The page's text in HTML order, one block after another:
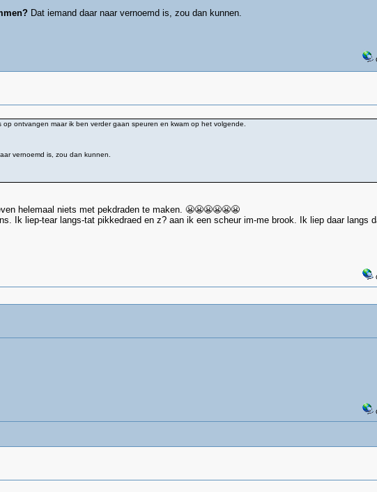
Dat iemand daar naar vernoemd is, zou dan kunnen.
ontvangen maar ik ben verder gaan speuren en kwam op het volgende.
vernoemd is, zou dan kunnen.
helemaal niets met pekdraden te maken. 😬😬😬😬😬😬
Ik liep-tear langs-tat pikkedraed en z? aan ik een scheur im-me brook. Ik liep daar langs